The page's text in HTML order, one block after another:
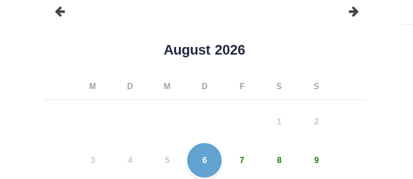
August 2026
M D M D F S S
1 2
3 4 5 6 7 8 9